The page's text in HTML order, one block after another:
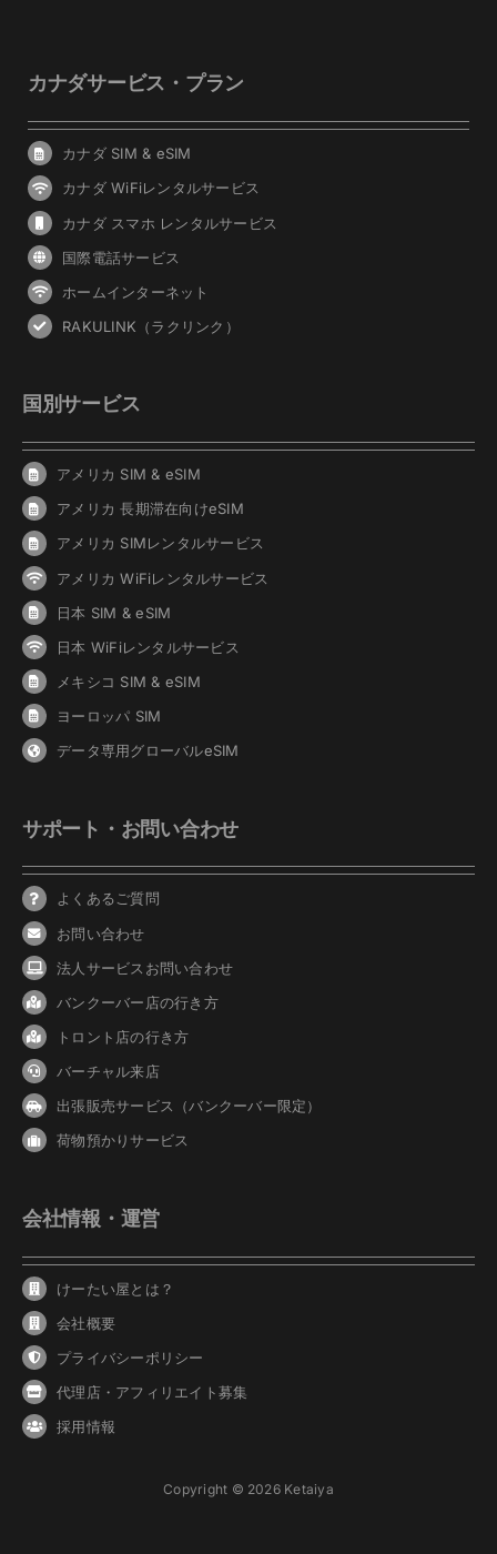
カナダサービス・プラン
カナダ SIM & eSIM
カナダ WiFiレンタルサービス
カナダ スマホ レンタルサービス
国際電話サービス
ホームインターネット
RAKULINK（ラクリンク）
国別サービス
アメリカ SIM & eSIM
アメリカ 長期滞在向けeSIM
アメリカ SIMレンタルサービス
アメリカ WiFiレンタルサービス
日本 SIM & eSIM
日本 WiFiレンタルサービス
メキシコ SIM & eSIM
ヨーロッパ SIM
データ専用グローバルeSIM
サポート・お問い合わせ
よくあるご質問
お問い合わせ
法人サービスお問い合わせ
バンクーバー 店の行き方
トロント店の行き方
バーチャル来店
出張販売サービス（バンクーバー限定）
荷物預かりサービス
会社情報・運営
けーたい屋とは？
会社概要
プライバシーポリシー
代理店・アフィリエイト募集
採用情報
Copyright © 2026 Ketaiya